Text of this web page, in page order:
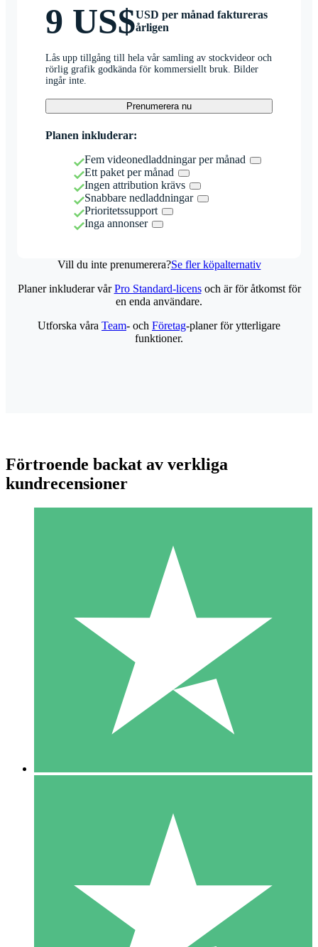
9 US$USD per månad faktureras
årligen
Lås upp tillgång till hela vår samling av stockvideor och
rörlig grafik godkända för kommersiellt bruk. Bilder
ingår inte.
Prenumerera nu
Planen inkluderar:
Fem videonedladdningar per månad
Ett paket per månad
Ingen attribution krävs
Snabbare nedladdningar
Prioritetssupport
Inga annonser
Vill du inte prenumerera?Se fler köpalternativ
Individuella Kreditpaket
Betala per användning med nedladdningskrediter. Inget
1 Nedladdningar
10 00
10 Nedladdningar
20 00
Planer inkluderar vårPro Standard-licensoch är för åtkomst för
en enda användare.
Utforska våra Team- och Företag-planer för ytterligare
funktioner.
Förtroende backat av verkliga
kundrecensioner